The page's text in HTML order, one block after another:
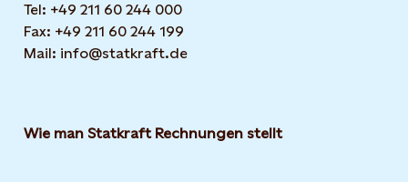
Tel: +49 211 60 244 000
Fax: +49 211 60 244 199
Mail: info@statkraft.de
Wie man Statkraft Rechnungen stellt